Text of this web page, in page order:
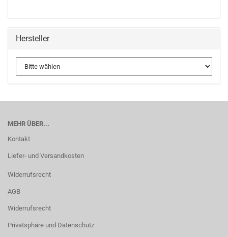
Hersteller
MEHR ÜBER...
Kontakt
Liefer- und Versandkosten
Widerrufsrecht
AGB
Widerrufsrecht
Privatsphäre und Datenschutz